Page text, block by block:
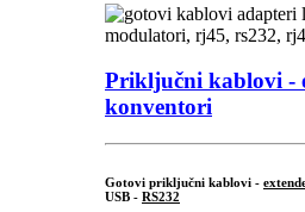
Priključni kablovi -
konventori
Gotovi priključni kablovi -
USB - RS232